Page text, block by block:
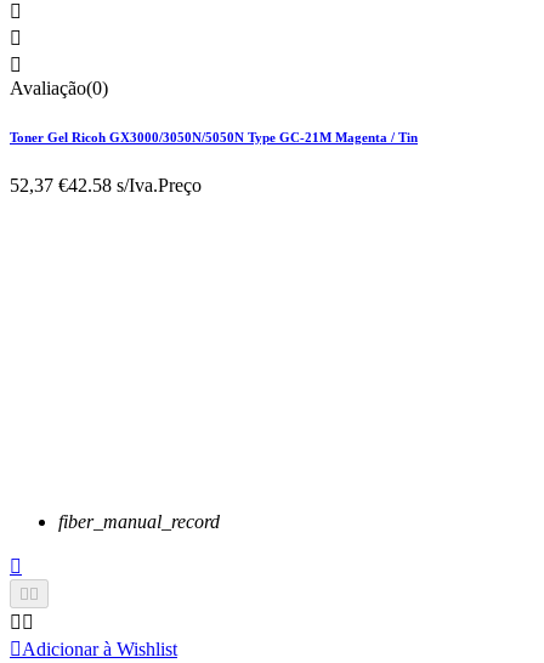



Avaliação(0)
Toner Gel Ricoh GX3000/3050N/5050N Type GC-21M Magenta / Tin
52,37 €42.58 s/Iva.Preço
fiber_manual_record

 
 
Adicionar à Wishlist